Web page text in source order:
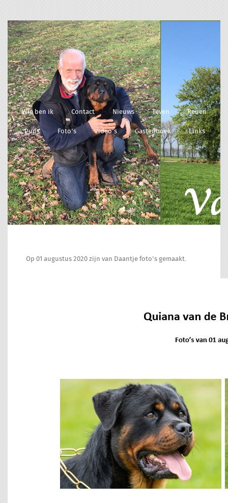
Wie ben ik Contact Nieuws Teven Reuen
Pups Foto's Video's Gastenboek Links
Op 01 augustus 2020 zijn van Daantje foto's gemaakt.